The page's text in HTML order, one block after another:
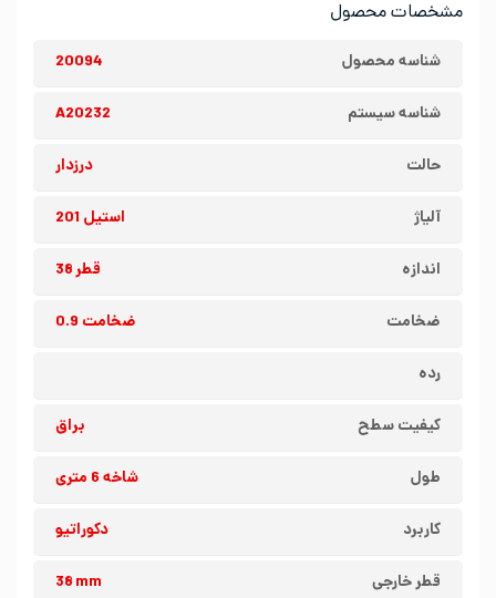
مشخصات محصول
شناسه محصول 20094
شناسه سیستم A20232
حالت درزدار
آلیاژ استیل 201
اندازه قطر 38
ضخامت ضخامت 0.9
رده
کیفیت سطح براق
طول شاخه 6 متری
کاربرد دکوراتیو
قطر خارجی 38 mm